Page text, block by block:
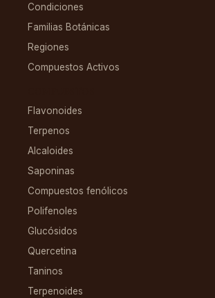
Condiciones
Familias Botánicas
Regiones
Compuestos Activos
Flavonoides
Terpenos
Alcaloides
Saponinas
Compuestos fenólicos
Polifenoles
Glucósidos
Quercetina
Taninos
Terpenoides